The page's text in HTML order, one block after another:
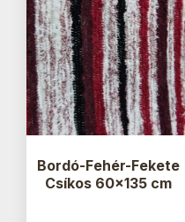
Bordó-Fehér-Fekete
Csíkos 60×135 cm